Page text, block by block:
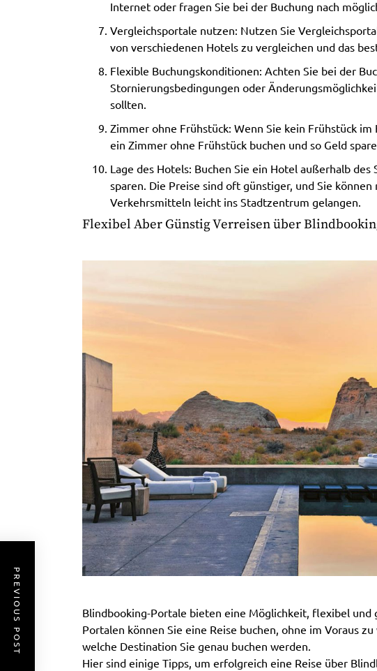
Internet oder fragen Sie bei der Buchung nach
Vergleichsportale nutzen: Nutzen Sie
von verschiedenen Hotels zu vergleichen und das
Flexible Buchungskonditionen: Achten Sie bei der
Stornierungsbedingungen oder
sollten.
Zimmer ohne Frühstück: Wenn Sie kein Frühstück
ein Zimmer ohne Frühstück buchen und so Geld
Lage des Hotels: Buchen Sie ein Hotel außerhalb
sparen. Die Preise sind oft günstiger, und Sie
Verkehrsmitteln leicht ins Stadtzentrum gelangen.
Flexibel Aber Günstig Verreisen über
Blindbooking-Portale bieten eine Möglichkeit, flexibel und
Portalen können Sie eine Reise buchen, ohne im Voraus
welche Destination Sie genau buchen werden.
Hier sind einige Tipps, um erfolgreich eine Reise über
PREVIOUS POST